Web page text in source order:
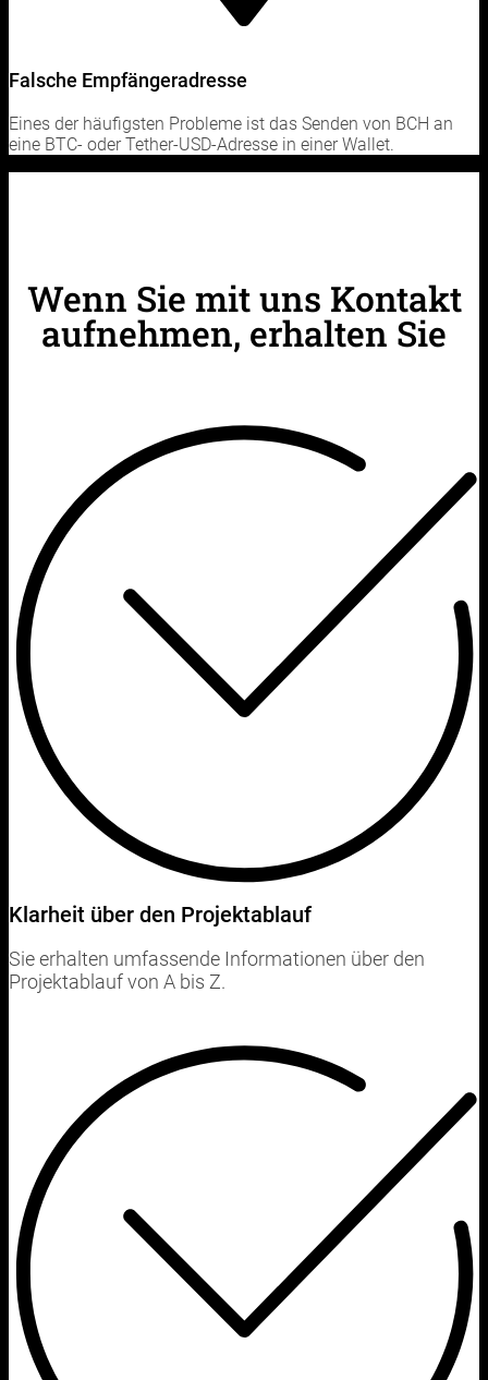
Falsche Empfängeradresse
Eines der häufigsten Probleme ist das Senden von BCH an
eine BTC- oder Tether-USD-Adresse in einer Wallet.
Wenn Sie mit uns Kontakt
aufnehmen, erhalten Sie
Klarheit über den Projektablauf
Sie erhalten umfassende Informationen über den
Projektablauf von A bis Z.